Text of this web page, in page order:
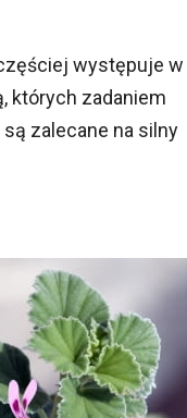
występuje w
których zadaniem
zalecane na silny